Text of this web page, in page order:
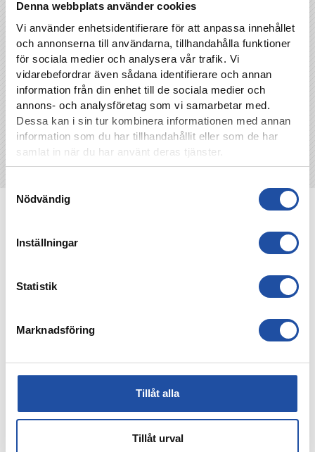
Denna webbplats använder cookies
Vi använder enhetsidentifierare för att anpassa innehållet
och annonserna till användarna, tillhandahålla funktioner
för sociala medier och analysera vår trafik. Vi
vidarebefordrar även sådana identifierare och annan
information från din enhet till de sociala medier och
annons- och analysföretag som vi samarbetar med.
Dessa kan i sin tur kombinera informationen med annan
information som du har tillhandahållit eller som de har
samlat in när du har använt deras tjänster.
Nödvändig
Inställningar
Statistik
Marknadsföring
Tillåt alla
Tillåt urval
TILLBAKA
FARTFYLLD OCH TÄT MATCH I LIGACUPEN – KYLIAN
NÄTADE MOT DJURGÅRDEN